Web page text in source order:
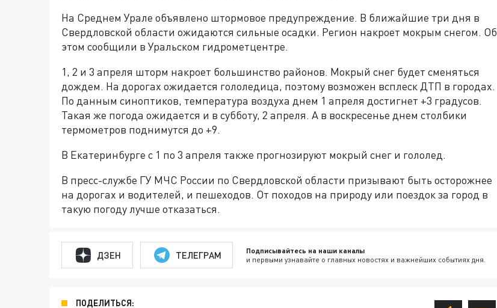
На Среднем Урале объявлено штормовое предупреждение. В ближайшие три дня в
Свердловской области ожидаются сильные осадки. Регион накроет мокрым снегом. Об
этом сообщили в Уральском гидрометцентре.
1, 2 и 3 апреля шторм накроет большинство районов. Мокрый снег будет сменяться
дождем. На дорогах ожидается гололедица, поэтому возможен всплеск ДТП в городах.
По данным синоптиков, температура воздуха днем 1 апреля достигнет +3 градусов.
Такая же погода ожидается и в субботу, 2 апреля. А в воскресенье днем столбики
термометров поднимутся до +9.
В Екатеринбурге с 1 по 3 апреля также прогнозируют мокрый снег и гололед.
В пресс-службе ГУ МЧС России по Свердловской области призывают быть осторожнее
на дорогах и водителей, и пешеходов. От походов на природу или поездок за город в
такую погоду лучше отказаться.
ДЗЕН ТЕЛЕГРАМ Подписывайтесь на наши каналы
и первыми узнавайте о главных новостях и важнейших событиях дня.
ПОДЕЛИТЬСЯ: